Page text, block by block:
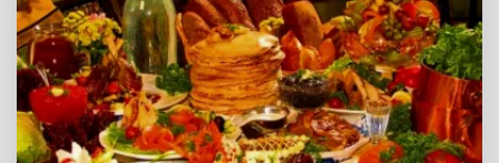
разошёлся по интернет-блогам, а потом
перекочевал в реальную жизнь. Он
напоминает взрослым и детям: чуду не нужно
звать — достаточно просто оставить дверь
приоткрытой и поверить, что восточный
ветер обязательно принесёт перемены.